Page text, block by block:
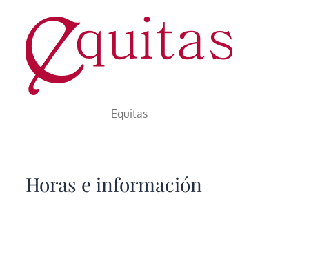
Equitas
Horas e información